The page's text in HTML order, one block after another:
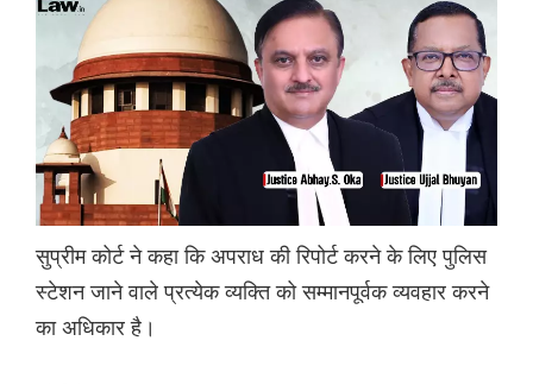
सुप्रीम कोर्ट ने कहा कि अपराध की रिपोर्ट करने के लिए पुलिस
स्टेशन जाने वाले प्रत्येक व्यक्ति को सम्मानपूर्वक व्यवहार करने
का अधिकार है।